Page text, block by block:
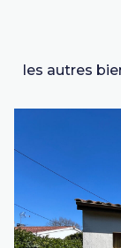
les autres